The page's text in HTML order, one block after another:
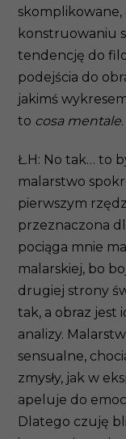
konstruowaniu
tendencję do
podejścia do
jakimś
to cosa mentale.
Ł.H: No tak… to
malarstwo
pierwszym
przeznaczona
pociąga mnie
malarskiej, bo
drugiej strony
tak, a obraz jest
analizy.
sensualne,
zmysły, jak w
apeluje do
Dlatego czuję